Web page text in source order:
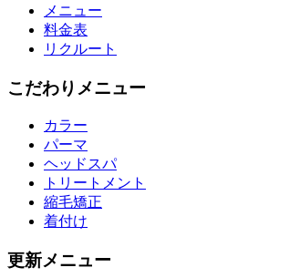
メニュー
料金表
リクルート
こだわりメニュー
カラー
パーマ
ヘッドスパ
トリートメント
縮毛矯正
着付け
更新メニュー